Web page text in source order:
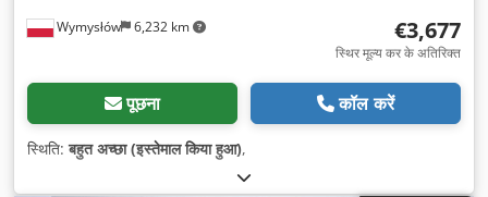
Wymysłów 6,232 km €3,677
स्थिर मूल्य कर के अतिरिक्त
पूछना कॉल करें
स्थिति:बहुत अच्छा (इस्तेमाल किया हुआ),